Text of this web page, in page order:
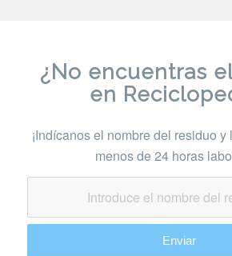
¿No encuentras
en
¡Indícanos el nombre del residuo
menos de 24 horas